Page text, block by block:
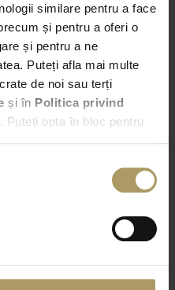
similare pentru a face
și pentru a oferi o
și pentru a ne
Puteți afla mai multe
de noi sau terți
și în Politica privind
. Puteți opta în bloc pentru
urile necesare, care
legislației în vigoare.
2
23:00